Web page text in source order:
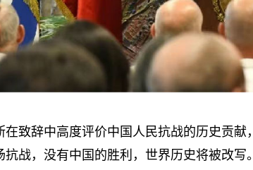
在致辞中高度评价中国人民抗战的历史贡
抗战，没有中国的胜利，世界历史将被改